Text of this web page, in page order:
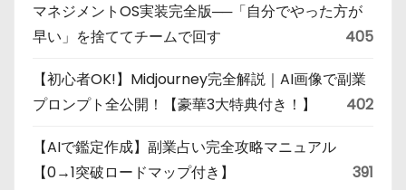
マネジメントOS実装完全版──「自分でやった方が
早い」を捨ててチームで回す
405
【初心者OK!】Midjourney完全解説｜AI画像で副業
プロンプト全公開！【豪華3大特典付き！】
402
【AIで鑑定作成】副業占い完全攻略マニュアル
【0→1突破ロードマップ付き】
391